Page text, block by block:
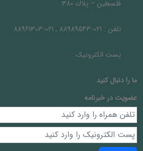
فلسطين – پلاك 380
تلفن : 021-88989543 , 021-88961303
پست الکترونیک :
ما را دنبال کنيد
عضویت در خبرنامه